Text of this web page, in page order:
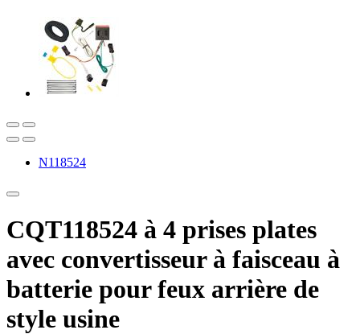
N118524
CQT118524 à 4 prises plates
avec convertisseur à faisceau à
batterie pour feux arrière de
style usine